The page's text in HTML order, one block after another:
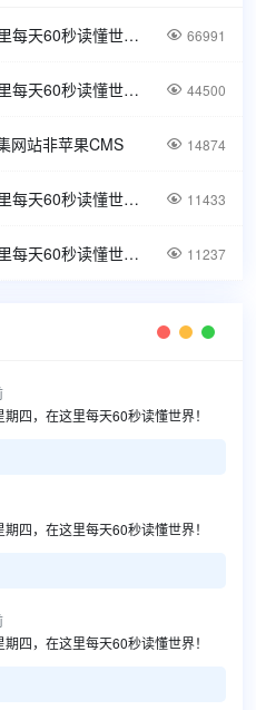
11日20日，星期四，在这里每天60秒读懂世界！  66991
10日12日，星期日，在这里每天60秒读懂世界！  44500
网站非苹果CMS  14874
11日19日，星期三，在这里每天60秒读懂世界！  11433
04日13日，星期一，在这里每天60秒读懂世界！  11237
四，在这里每天60秒读懂世界！
四，在这里每天60秒读懂世界！
四，在这里每天60秒读懂世界！